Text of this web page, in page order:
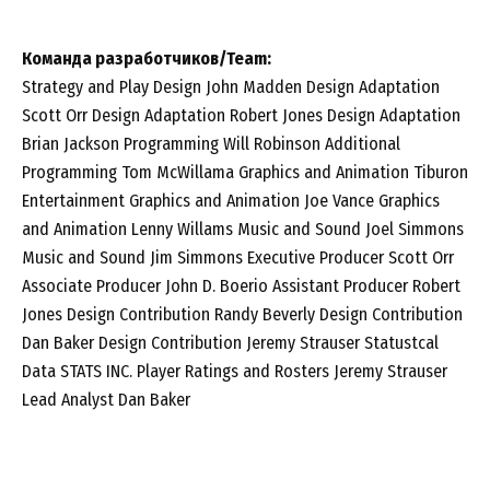
Команда разработчиков/Team:
Strategy and Play Design John Madden Design Adaptation
Scott Orr Design Adaptation Robert Jones Design Adaptation
Brian Jackson Programming Will Robinson Additional
Programming Tom McWillama Graphics and Animation Tiburon
Entertainment Graphics and Animation Joe Vance Graphics
and Animation Lenny Willams Music and Sound Joel Simmons
Music and Sound Jim Simmons Executive Producer Scott Orr
Associate Producer John D. Boerio Assistant Producer Robert
Jones Design Contribution Randy Beverly Design Contribution
Dan Baker Design Contribution Jeremy Strauser Statustcal
Data STATS INC. Player Ratings and Rosters Jeremy Strauser
Lead Analyst Dan Baker